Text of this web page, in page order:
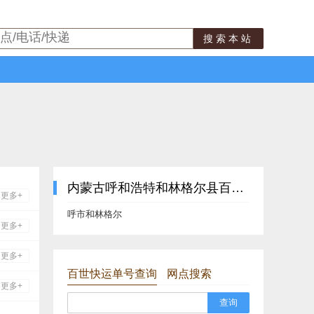
搜索本站
更多+
更多+
更多+
更多+
内蒙古呼和浩特和林格尔县百世快运最新网点
呼市和林格尔
百世快运单号查询 网点搜索
查询